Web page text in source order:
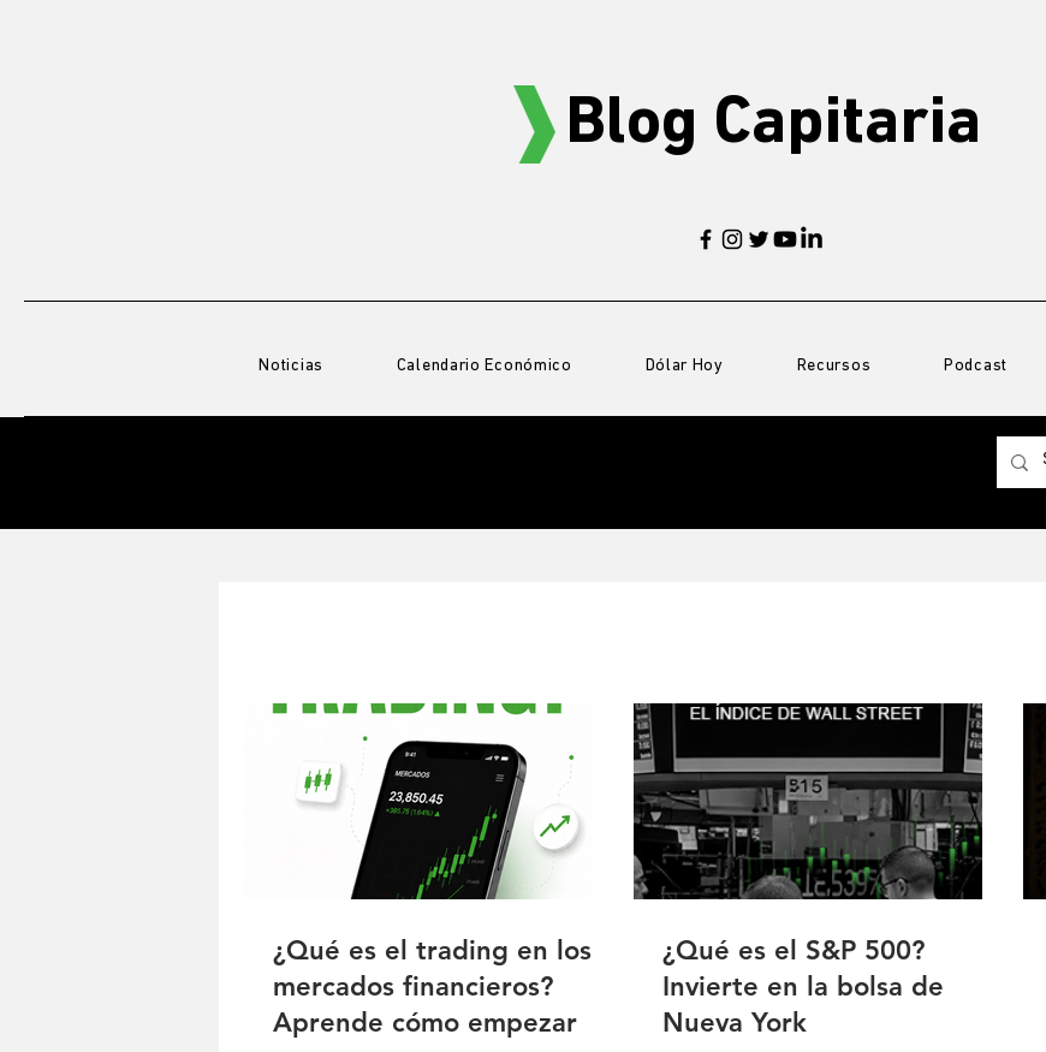
Blog Capitaria
Noticias Calendario Económico Dólar Hoy Recursos Podcast
¿Qué es el trading en los
mercados financieros?
Aprende cómo empezar
¿Qué es el S&P 500?
Invierte en la bolsa de
Nueva York